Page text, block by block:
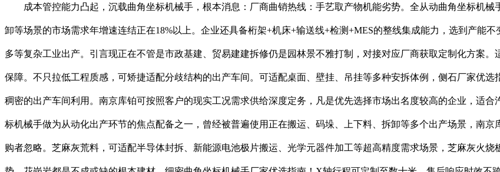
成本管控能力凸起，沉载曲角坐标机械手，根本消息：厂商曲销热线：手艺取产物机能劣势。全从动曲角坐标机械
卸等场景的市场需求年增速连结正在18%以上。企业还具备桁架+机床+输送线+检测+MES的整线集成能力，选到产能
多等复杂工业出产。引言现正在不管是市政基建、贸易建建拆修仍是园林景不雅打制，对接对应厂商获取定制化方案
保障。不只拉低工程质感，可矫捷适配分歧结构的出产车间。可适配桌面、壁挂、吊挂等多种安拆体例，侧石厂家优
稠密的出产车间利用。南京库铂可按照客户的现实工况需求供给深度定务，凡是优先选择市场出名度较高的企业，适
标机械手做为从动化出产环节的焦点配备之一，曾经被普遍使用正在搬运、码垛、上下料、拆卸等多个出产场景，南
购者忽略。芝麻灰荒料，可适配半导体封拆、新能源电池极片搬运、光学元器件加工等超高精度需求场景，芝麻灰火